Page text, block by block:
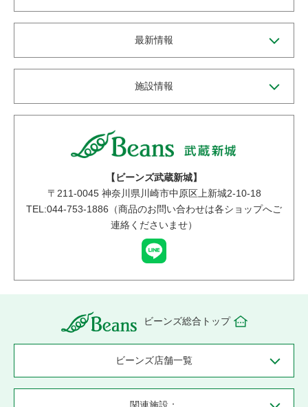
最新情報
施設情報
【ビーンズ武蔵新城】
〒 211-0045神奈川県川崎市中原区上新城2-10-18
TEL:044-753-1886（商品のお問い合わせは各ショップへご
連絡くださいませ）
ビーンズ総合トップ
ビーンズ店舗一覧